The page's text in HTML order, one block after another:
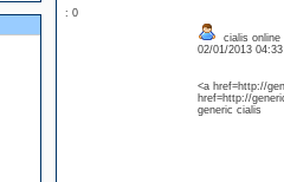
: 0
cialis online
02/01/2013
<a href=http://
href=http://
generic cialis